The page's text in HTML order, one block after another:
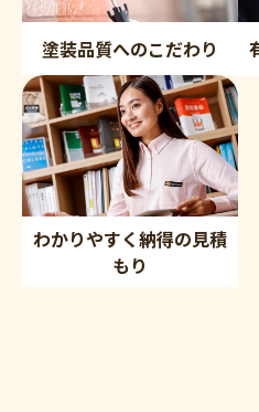
塗装品質へのこだわり
わかりやすく納得の見積
もり